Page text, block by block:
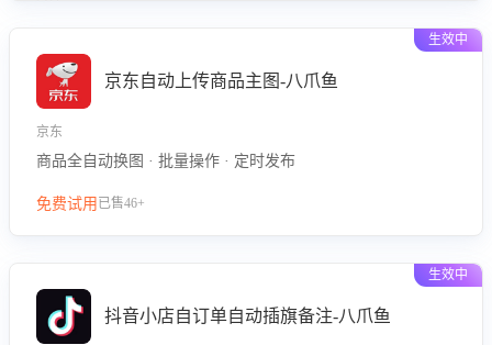
生效中
京东自动上传商品主图-八爪鱼
京东
商品全自动换图 · 批量操作 · 定时发布
免费试用 已售46+
生效中
抖音小店自订单自动插旗备注-八爪鱼